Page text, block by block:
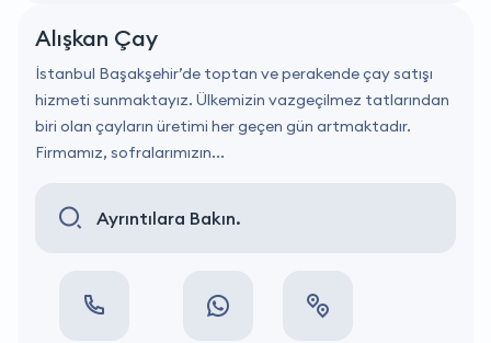
Alışkan Çay
İstanbul Başakşehir’de toptan ve perakende çay satışı
hizmeti sunmaktayız. Ülkemizin vazgeçilmez tatlarından
biri olan çayların üretimi her geçen gün artmaktadır.
Firmamız, sofralarımızın...
Ayrıntılara Bakın.